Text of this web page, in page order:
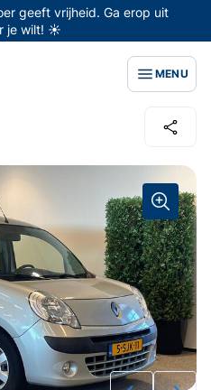
geeft vrijheid. Ga erop uit
je wilt! ☀️
MENU